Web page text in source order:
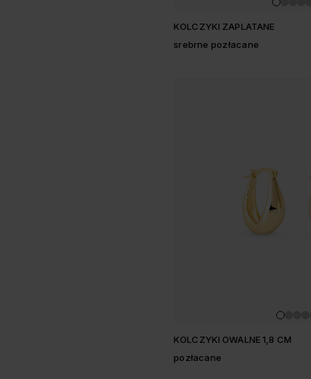
KOLCZYKI ZAPLATANE
srebrne pozłacane
KOLCZYKI OWALNE 1,8 CM
pozłacane